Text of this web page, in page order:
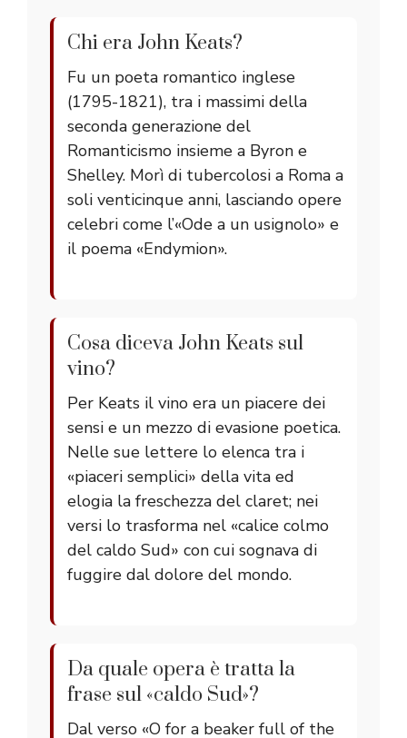
Chi era John Keats?
Fu un poeta romantico inglese
(1795-1821), tra i massimi della
seconda generazione del
Romanticismo insieme a Byron e
Shelley. Morì di tubercolosi a Roma a
soli venticinque anni, lasciando opere
celebri come l’«Ode a un usignolo» e
il poema «Endymion».
Cosa diceva John Keats sul
vino?
Per Keats il vino era un piacere dei
sensi e un mezzo di evasione poetica.
Nelle sue lettere lo elenca tra i
«piaceri semplici» della vita ed
elogia la freschezza del claret; nei
versi lo trasforma nel «calice colmo
del caldo Sud» con cui sognava di
fuggire dal dolore del mondo.
Da quale opera è tratta la
frase sul «caldo Sud»?
Dal verso «O for a beaker full of the